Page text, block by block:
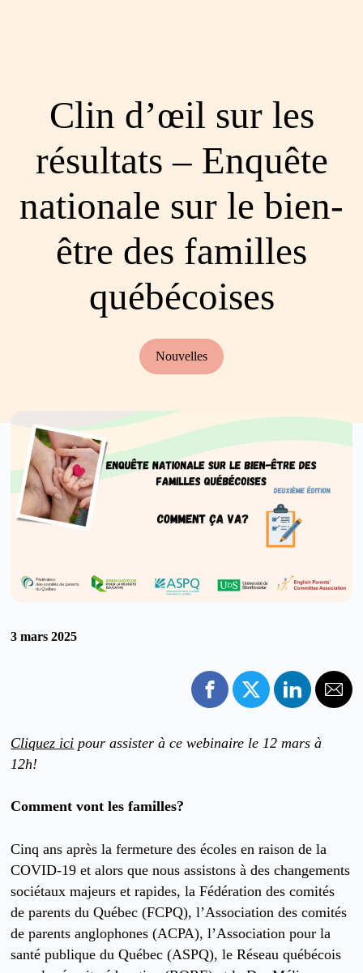
Clin d’œil sur les
résultats – Enquête
nationale sur le bien-
être des familles
québécoises
Nouvelles
3 mars 2025
Cliquez ici pour assister à ce webinaire le 12 mars à
12h!
Comment vont les familles?
Cinq ans après la fermeture des écoles en raison de la
COVID-19 et alors que nous assistons à des changements
sociétaux majeurs et rapides, la Fédération des comités
de parents du Québec (FCPQ), l’Association des comités
de parents anglophones (ACPA), l’Association pour la
santé publique du Québec (ASPQ), le Réseau québécois